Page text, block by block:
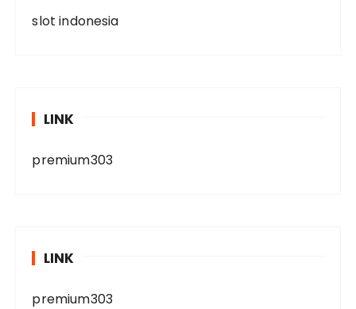
slot indonesia
LINK
premium303
LINK
premium303